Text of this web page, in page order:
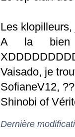
Les
A la bien
Vaisado, je
SofianeV12,
Shinobi of
Dernière